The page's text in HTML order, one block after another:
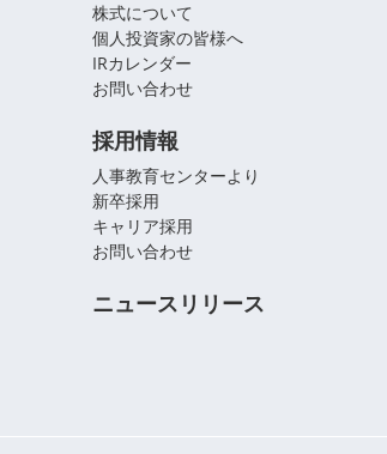
株式について
個人投資家の皆様へ
IRカレンダー
お問い合わせ
採用情報
人事教育センターより
新卒採用
キャリア採用
お問い合わせ
ニュースリリース